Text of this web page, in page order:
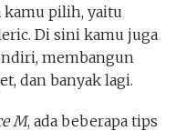
kamu pilih, yaitu
Di sini kamu juga
membangun
dan banyak lagi.
M, ada beberapa tips